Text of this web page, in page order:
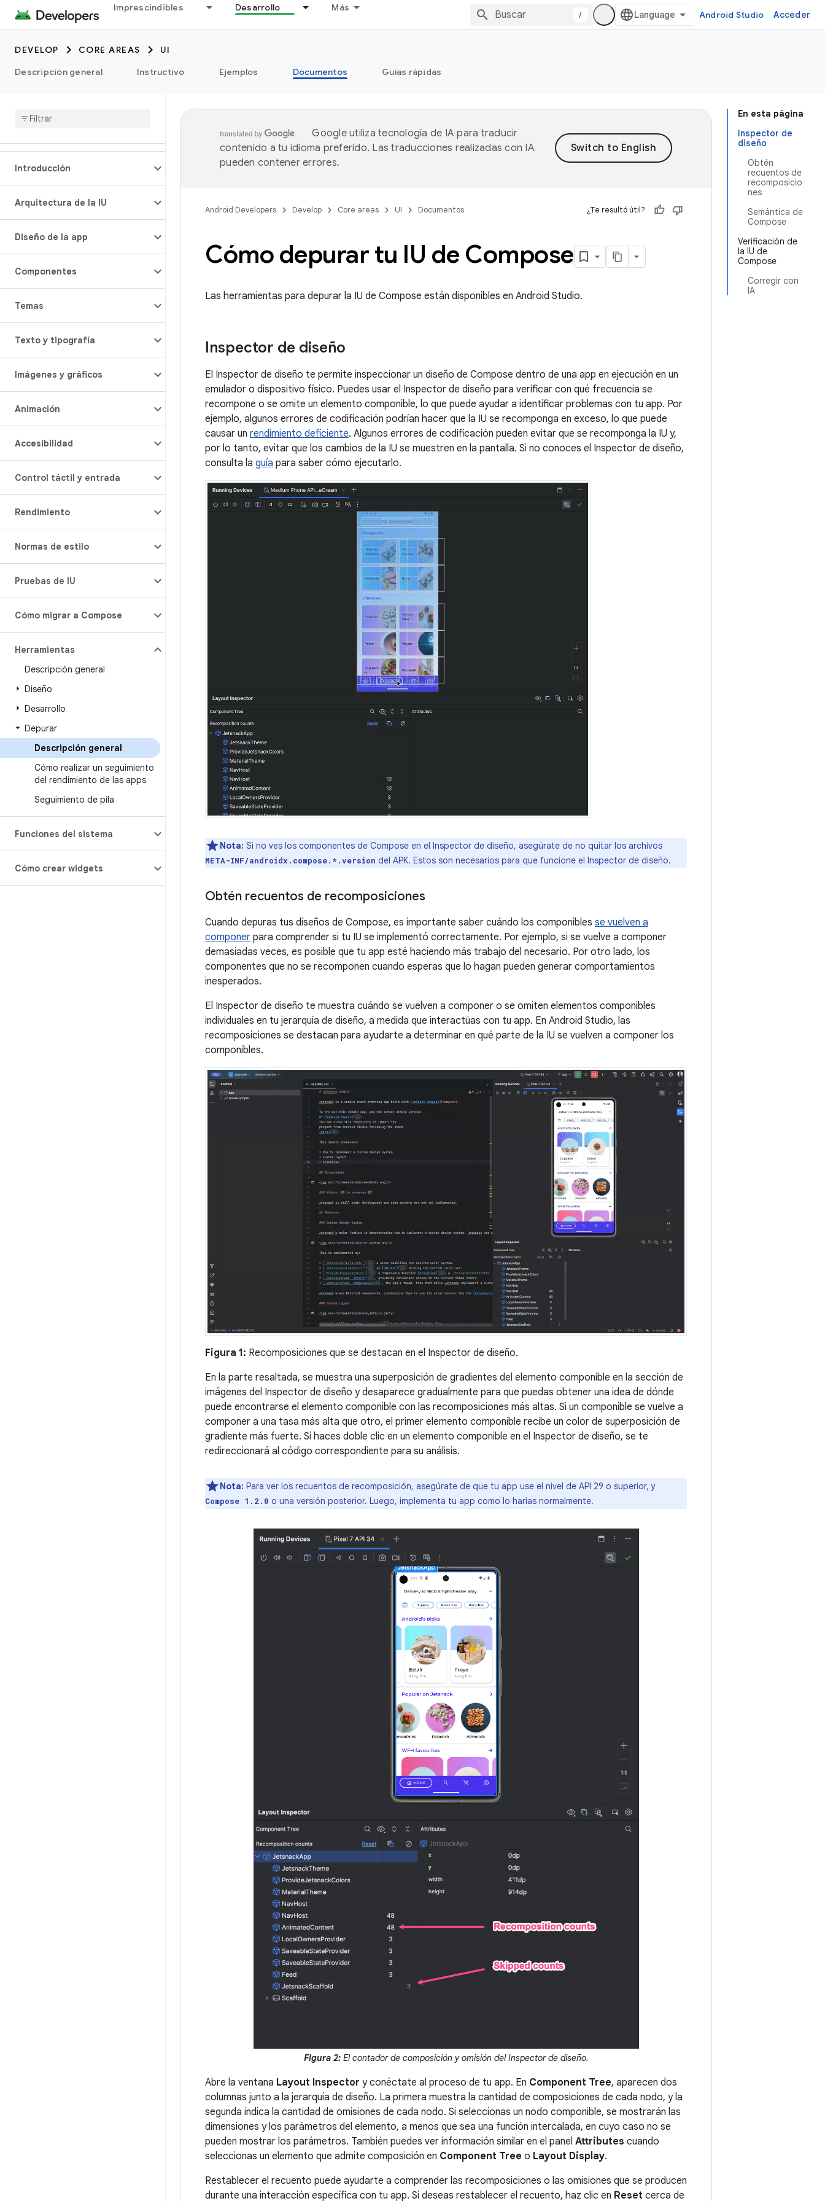
Imprescindibles Desarrollo Más
/ Android Studio Acceder
DEVELOP CORE AREAS
UI
Descripción general
Instructivo Ejemplos Documentos Guías rápidas
Introducción
Arquitectura de la IU
Diseño de la app
Componentes
Temas
Texto y tipografía
Imágenes y gráficos
Animación
Accesibilidad
Control táctil y entrada
Rendimiento
Normas de estilo
Pruebas de IU
Cómo migrar a Compose
Herramientas
Descripción general
Diseño
Desarrollo
Depurar
Descripción general
Cómo realizar un seguimiento
del rendimiento de las apps
Seguimiento de pila
Funciones del sistema
Cómo crear widgets
En esta página
Inspector de
diseño
Obtén
recuentos de
recomposicio
nes
Semántica de
Compose
Verificación de
la IU de
Compose
Corregir con
IA
Google utiliza tecnología de IA para traducir
contenido a tu idioma preferido. Las traducciones realizadas con IA
pueden contener errores.
Android Developers Develop Core areas UI Documentos ¿Te resultó útil?
Cómo depurar tu IU de Compose
Las herramientas para depurar la IU de Compose están disponibles en Android Studio.
Inspector de diseño
El Inspector de diseño te permite inspeccionar un diseño de Compose dentro de una app en ejecución en un
emulador o dispositivo físico. Puedes usar el Inspector de diseño para verificar con qué frecuencia se
recompone o se omite un elemento componible, lo que puede ayudar a identificar problemas con tu app. Por
ejemplo, algunos errores de codificación podrían hacer que la IU se recomponga en exceso, lo que puede
causar un rendimiento deficiente. Algunos errores de codificación pueden evitar que se recomponga la IU y,
por lo tanto, evitar que los cambios de la IU se muestren en la pantalla. Si no conoces el Inspector de diseño,
consulta la guía para saber cómo ejecutarlo.
Nota: Si no ves los componentes de Compose en el Inspector de diseño, asegúrate de no quitar los archivos
META-INF/androidx.compose.*.version del APK. Estos son necesarios para que funcione el Inspector de diseño.
Obtén recuentos de recomposiciones
Cuando depuras tus diseños de Compose, es importante saber cuándo los componibles se vuelven a
componer para comprender si tu IU se implementó correctamente. Por ejemplo, si se vuelve a componer
demasiadas veces, es posible que tu app esté haciendo más trabajo del necesario. Por otro lado, los
componentes que no se recomponen cuando esperas que lo hagan pueden generar comportamientos
inesperados.
El Inspector de diseño te muestra cuándo se vuelven a componer o se omiten elementos componibles
individuales en tu jerarquía de diseño, a medida que interactúas con tu app. En Android Studio, las
recomposiciones se destacan para ayudarte a determinar en qué parte de la IU se vuelven a componer los
componibles.
Figura 1: Recomposiciones que se destacan en el Inspector de diseño.
En la parte resaltada, se muestra una superposición de gradientes del elemento componible en la sección de
imágenes del Inspector de diseño y desaparece gradualmente para que puedas obtener una idea de dónde
puede encontrarse el elemento componible con las recomposiciones más altas. Si un componible se vuelve a
componer a una tasa más alta que otro, el primer elemento componible recibe un color de superposición de
gradiente más fuerte. Si haces doble clic en un elemento componible en el Inspector de diseño, se te
redireccionará al código correspondiente para su análisis.
Nota: Para ver los recuentos de recomposición, asegúrate de que tu app use el nivel de API 29 o superior, y
Compose 1.2.0 o una versión posterior. Luego, implementa tu app como lo harías normalmente.
Figura 2: El contador de composición y omisión del Inspector de diseño.
Abre la ventana Layout Inspector y conéctate al proceso de tu app. En Component Tree, aparecen dos
columnas junto a la jerarquía de diseño. La primera muestra la cantidad de composiciones de cada nodo, y la
segunda indica la cantidad de omisiones de cada nodo. Si seleccionas un nodo componible, se mostrarán las
dimensiones y los parámetros del elemento, a menos que sea una función intercalada, en cuyo caso no se
pueden mostrar los parámetros. También puedes ver información similar en el panel Attributes cuando
seleccionas un elemento que admite composición en Component Tree o Layout Display.
Restablecer el recuento puede ayudarte a comprender las recomposiciones o las omisiones que se producen
durante una interacción específica con tu app. Si deseas restablecer el recuento, haz clic en Reset cerca de